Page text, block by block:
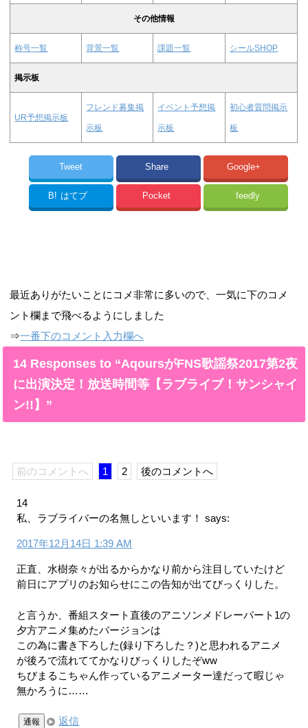
その他情報
称号一覧 背景一覧 課題一覧 シールSHOP
掲示板
UR予想掲示板
フレンド募集掲
示板
イベント予想掲
示板
初心者質問掲示
板
Tweet Share Google+
B! はてブ Pocket feedly
最近ありがたいことにコメ非常に多いので、一気に下のコメ
ント欄まで飛べるようにしました
⇒一番下のコメント入力欄へ
14 Responses to “AqoursがFNS歌謡祭2017第2夜
に出演決定！放送時間等【ラブライブ！サンシャイ
ン!!】”
前のコメントへ 1 2 後のコメントへ
14
私、ラブライバーの名無しといいます！
says:
2017年12月14日 1:39 AM
正直、水樹奈々が出るからかなり前から注目していたけど
前日にアプリのお知らせにこの告知が出てびっくりした。
と言うか、番組スタート直後のアニソンメドレーパート1の
夕方アニメ集めたバージョンは
この為に書き下ろした(録り下ろした？)と思われるアニメ
が後ろで流れててかなりびっくりしたぞww
ちびまるこちゃん作っているアニメーター達だって暇じゃ
無かろうに……
通報 返信